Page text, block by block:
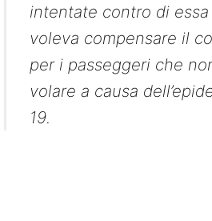
intentate contro di
voleva compensare il
per i passeggeri che
volare a causa
19.